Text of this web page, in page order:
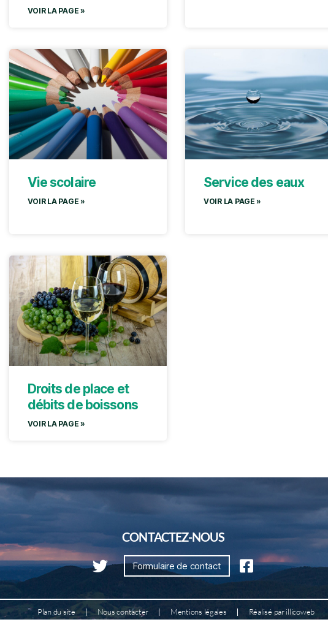
VOIR LA PAGE »
Vie scolaire
VOIR LA PAGE »
Service des eaux
VOIR LA PAGE »
Droits de place et
débits de boissons
VOIR LA PAGE »
CONTACTEZ-NOUS
Formulaire de contact
Plan du site Nous contacter Mentions légales Réalisé par illicoweb